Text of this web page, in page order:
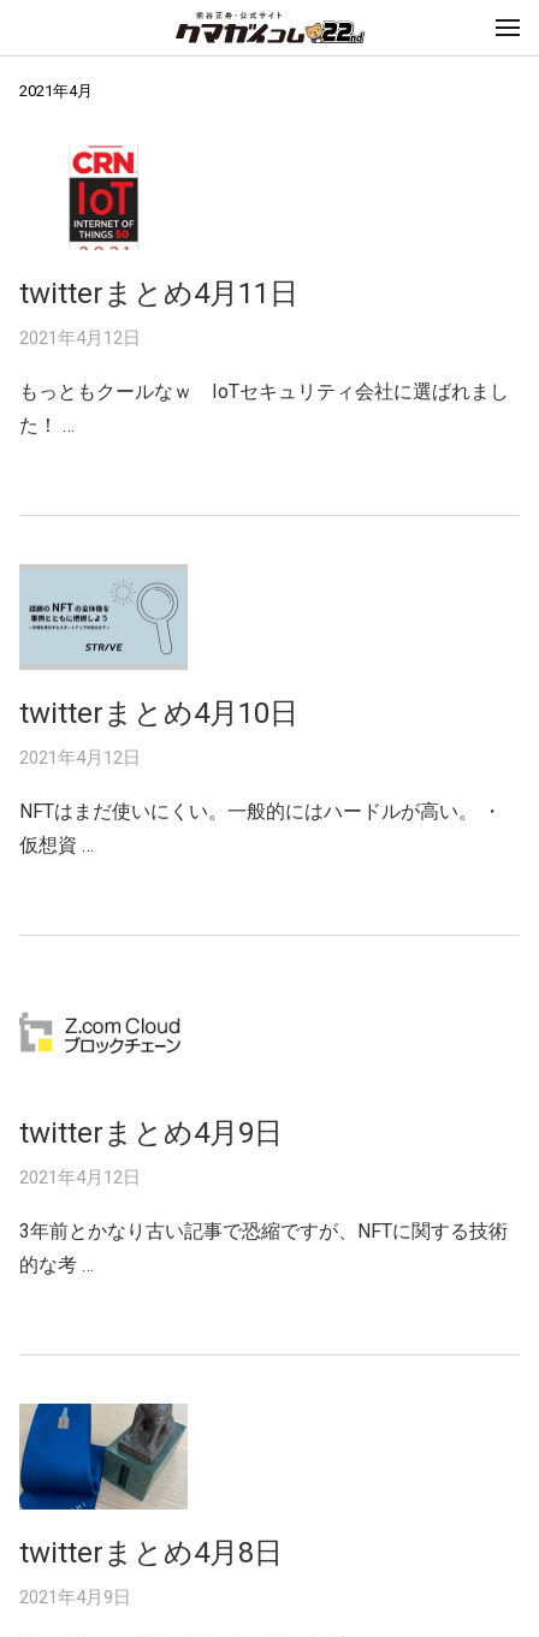
2021年4月
twitterまとめ4月11日
2021年4月12日
もっともクールなｗ IoTセキュリティ会社に選ばれまし
た！ …
twitterまとめ4月10日
2021年4月12日
NFTはまだ使いにくい。一般的にはハードルが高い。 ・
仮想資 …
twitterまとめ4月9日
2021年4月12日
3年前とかなり古い記事で恐縮ですが、NFTに関する技術
的な考 …
twitterまとめ4月8日
2021年4月9日